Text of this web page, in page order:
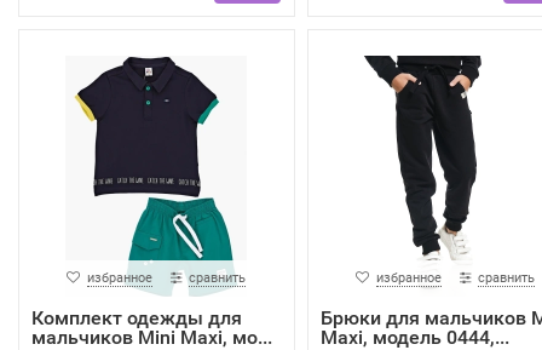
избранное сравнить
Комплект одежды для
мальчиков Mini Maxi, мо...
избранное сравнить
Брюки для мальчиков
Maxi, модель 0444,...